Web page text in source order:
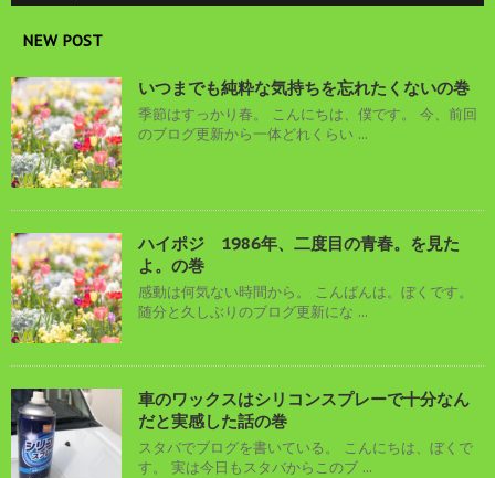
NEW POST
いつまでも純粋な気持ちを忘れたくないの巻
季節はすっかり春。 こんにちは、僕です。 今、前回
のブログ更新から一体どれくらい ...
ハイポジ 1986年、二度目の青春。を見た
よ。の巻
感動は何気ない時間から。 こんばんは。ぼくです。
随分と久しぶりのブログ更新にな ...
車のワックスはシリコンスプレーで十分なん
だと実感した話の巻
スタバでブログを書いている。 こんにちは、ぼくで
す。 実は今日もスタバからこのブ ...